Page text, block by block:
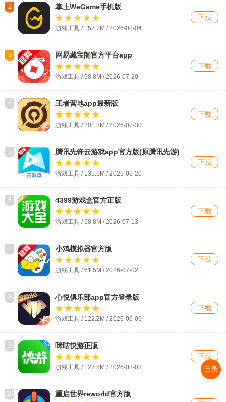
2 掌上WeGame手机版
游戏工具 / 152.7M / 2026-02-04
下载
3 网易藏宝阁官方平台app
游戏工具 / 98.8M / 2026-07-20
下载
4 王者营地app最新版
游戏工具 / 201.3M / 2026-07-30
下载
5 腾讯先锋云游戏app官方版(原腾讯先游)
游戏工具 / 135.6M / 2026-06-20
下载
6 4399游戏盒官方正版
游戏工具 / 68.8M / 2026-07-13
下载
7 小鸡模拟器官方版
游戏工具 / 61.5M / 2026-07-02
下载
8 心悦俱乐部app官方登录版
游戏工具 / 122.2M / 2026-06-09
下载
9 咪咕快游正版
游戏工具 / 123.8M /2026-08-03
下载
10
重启世界reworld官方版
目录